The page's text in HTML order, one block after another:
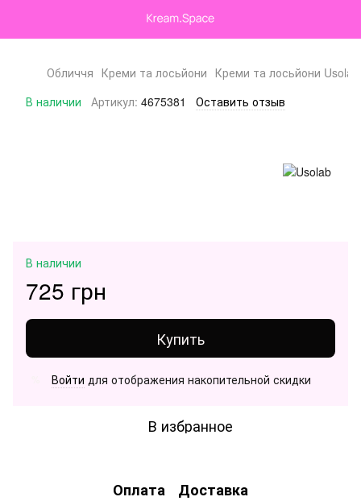
Обличчя Креми та лосьйони Креми та лосьйони Usolab
В наличии
Артикул: 4675381 Оставить отзыв
В наличии
725 грн
Купить
Войти для отображения накопительной скидки
В избранное
Оплата Доставка